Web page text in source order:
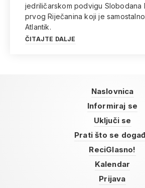
jedriličarskom podvigu Slobodana
prvog Riječanina koji je
Atlantik.
ČITAJTE DALJE
Naslovnica
Informiraj se
Uključi se
Prati što se
ReciGlasno!
Kalendar
Prijava